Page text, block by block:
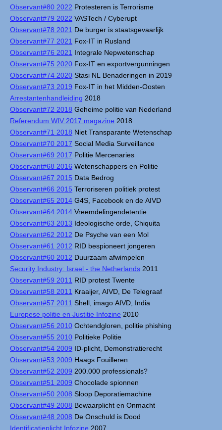
Observant#80 2022 Protesteren is Terrorisme
Observant#79 2022 VASTech / Cyberupt
Observant#78 2021 De burger is staatsgevaarlijk
Observant#77 2021 Fox-IT in Rusland
Observant#76 2021 Integrale Nepwetenschap
Observant#75 2020 Fox-IT en exportvergunningen
Observant#74 2020 Stasi NL Benaderingen in 2019
Observant#73 2019 Fox-IT in het Midden-Oosten
Arrestantenhandleiding 2018
Observant#72 2018 Geheime politie van Nederland
Referendum WIV 2017 magazine 2018
Observant#71 2018 Niet Transparante Wetenschap
Observant#70 2017 Social Media Surveillance
Observant#69 2017 Politie Mercenaries
Observant#68 2016 Wetenschappers en Politie
Observant#67 2015 Data Bedrog
Observant#66 2015 Terroriseren politiek protest
Observant#65 2014 G4S, Facebook en de AIVD
Observant#64 2014 Vreemdelingendetentie
Observant#63 2013 Ideologische orde, Chiquita
Observant#62 2012 De Psyche van een Mol
Observant#61 2012 RID bespioneert jongeren
Observant#60 2012 Duurzaam afwimpelen
Security Industry: Israel - the Netherlands 2011
Observant#59 2011 RID protest Twente
Observant#58 2011 Kraaijer, AIVD, De Telegraaf
Observant#57 2011 Shell, imago AIVD, India
Europese politie en Justitie Infozine 2010
Observant#56 2010 Ochtendgloren, politie phishing
Observant#55 2010 Politieke Politie
Observant#54 2009 ID-plicht, Demonstratierecht
Observant#53 2009 Haags Fouilleren
Observant#52 2009 200.000 professionals?
Observant#51 2009 Chocolade spionnen
Observant#50 2008 Sloop Deporatiemachine
Observant#49 2008 Bewaarplicht en Onmacht
Observant#48 2008 De Onschuld is Dood
Identificatieplicht Infozine 2007